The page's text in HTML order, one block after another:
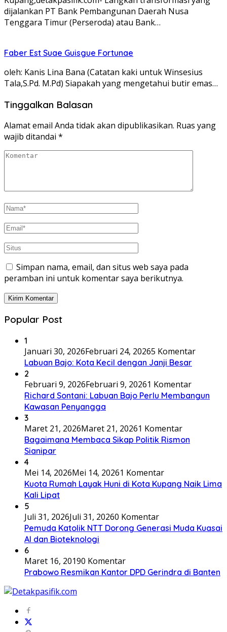
dijalankan PT Bank Pembangunan Daerah Nusa
Tenggara Timur (Perseroda) atau Bank…
Faber Est Suae Guisgue Fortunae
oleh: Kanis Lina Bana (Catatan kaki untuk Winsesius
Tala,S.Pd. M.Pd) Siapakah yang mengetahui butir emas…
Tinggalkan Balasan
Alamat email Anda tidak akan dipublikasikan. Ruas yang
wajib ditandai *
Simpan nama, email, dan situs web saya pada
peramban ini untuk komentar saya berikutnya.
Popular Post
1
Januari 30, 2026Februari 24, 20265 Komentar
Labuan Bajo: Kota Kecil dengan Janji Besar
2
Februari 9, 2026Februari 9, 20261 Komentar
Richard Sontani: Labuan Bajo Perlu Membangun
Kawasan Penyangga
3
Maret 21, 2026Maret 21, 20261 Komentar
Bagaimana Membaca Sikap Politik Rismon
Sianipar
4
Mei 14, 2026Mei 14, 20261 Komentar
Kuota Rumah Layak Huni di Kota Kupang Naik Lima
Kali Lipat
5
Juli 31, 2026Juli 31, 20260 Komentar
Pemuda Katolik NTT Dorong Generasi Muda Kuasai
AI dan Bioteknologi
6
Maret 16, 20190 Komentar
Prabowo Resmikan Kantor DPD Gerindra di Banten